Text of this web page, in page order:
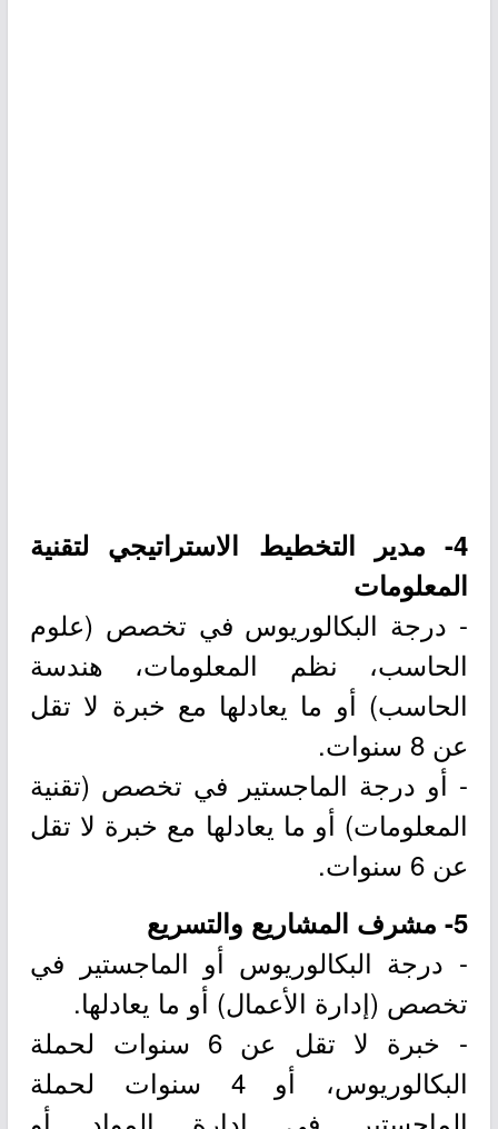
4- مدير التخطيط الاستراتيجي لتقنية
المعلومات
- درجة البكالوريوس في تخصص (علوم
الحاسب، نظم المعلومات، هندسة
الحاسب) أو ما يعادلها مع خبرة لا تقل
عن 8 سنوات.
- أو درجة الماجستير في تخصص (تقنية
المعلومات) أو ما يعادلها مع خبرة لا تقل
عن 6 سنوات.
5- مشرف المشاريع والتسريع
- درجة البكالوريوس أو الماجستير في
تخصص (إدارة الأعمال) أو ما يعادلها.
- خبرة لا تقل عن 6 سنوات لحملة
البكالوريوس، أو 4 سنوات لحملة